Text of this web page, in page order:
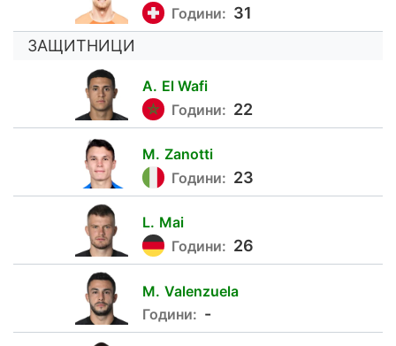
Години: 31
ЗАЩИТНИЦИ
A. El Wafi
Години: 22
M. Zanotti
Години: 23
L. Mai
Години: 26
M. Valenzuela
Години: -